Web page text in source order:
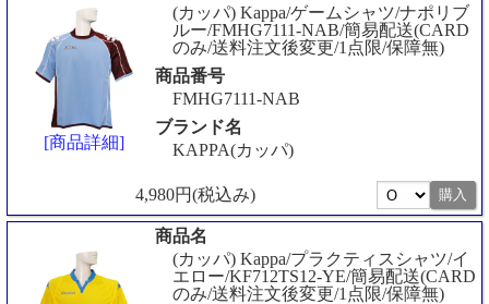
[商品詳細]
(カッパ) Kappa/ゲームシャツ/ナポリブ
ルー/FMHG7111-NAB/簡易配送(CARD
のみ/送料注文後変更/1点限/保障無)
商品番号
FMHG7111-NAB
ブランド名
KAPPA(カッパ)
4,980円(税込み)
商品名
(カッパ) Kappa/プラクティスシャツ/イ
エロー/KF712TS12-YE/簡易配送(CARD
のみ/送料注文後変更/1点限/保障無)